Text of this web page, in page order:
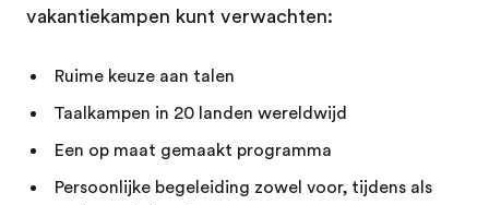
vakantiekampen kunt verwachten:
Ruime keuze aan talen
Taalkampen in 20 landen wereldwijd
Een op maat gemaakt programma
Persoonlijke begeleiding zowel voor, tijdens als